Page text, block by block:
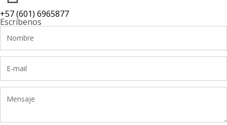
+57 (601) 6965877
Escríbenos